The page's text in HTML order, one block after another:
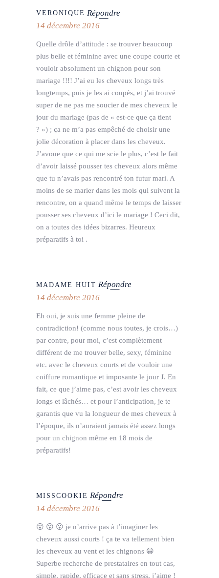
VERONIQUE Répondre
14 décembre 2016
Quelle drôle d’attitude : se trouver beaucoup
plus belle et féminine avec une coupe courte et
vouloir absolument un chignon pour son
mariage !!!! J’ai eu les cheveux longs très
longtemps, puis je les ai coupés, et j’ai trouvé
super de ne pas me soucier de mes cheveux le
jour du mariage (pas de « est-ce que ça tient
? ») ; ça ne m’a pas empêché de choisir une
jolie décoration à placer dans les cheveux.
J’avoue que ce qui me scie le plus, c’est le fait
d’avoir laissé pousser tes cheveux alors même
que tu n’avais pas rencontré ton futur mari. A
moins de se marier dans les mois qui suivent la
rencontre, on a quand même le temps de laisser
pousser ses cheveux d’ici le mariage ! Ceci dit,
on a toutes des idées bizarres. Heureux
préparatifs à toi .
MADAME HUIT Répondre
14 décembre 2016
Eh oui, je suis une femme pleine de
contradiction! (comme nous toutes, je crois…)
par contre, pour moi, c’est complètement
différent de me trouver belle, sexy, féminine
etc. avec le cheveux courts et de vouloir une
coiffure romantique et imposante le jour J. En
fait, ce que j’aime pas, c’est avoir les cheveux
longs et lâchés… et pour l’anticipation, je te
garantis que vu la longueur de mes cheveux à
l’époque, ils n’auraient jamais été assez longs
pour un chignon même en 18 mois de
préparatifs!
MISSCOOKIE Répondre
14 décembre 2016
😮 😮 😮 je n’arrive pas à t’imaginer les
cheveux aussi courts ! ça te va tellement bien
les cheveux au vent et les chignons 😀
Superbe recherche de prestataires en tout cas,
simple, rapide, efficace et sans stress, j’aime !